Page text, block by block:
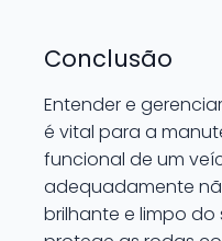
Conclusão
Entender e
é vital para a
funcional de um
adequadamente
brilhante e limpo